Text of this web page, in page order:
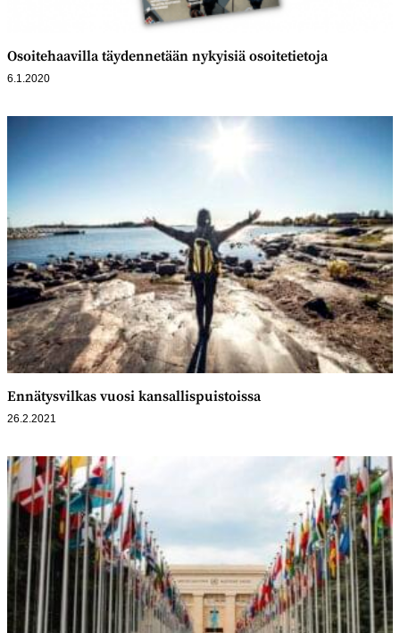
Osoitehaavilla täydennetään nykyisiä osoitetietoja
6.1.2020
Ennätysvilkas vuosi kansallispuistoissa
26.2.2021